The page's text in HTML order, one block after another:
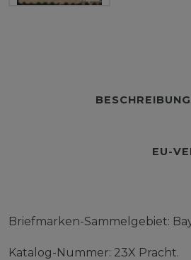
BESCHREIBUNG
EU-
Briefmarken-Sammelgebiet:
Katalog-Nummer: 23X Pracht.